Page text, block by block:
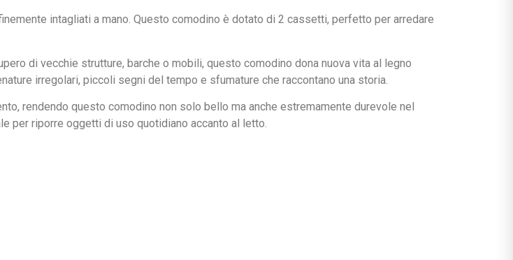
intagliati a mano. Questo comodino è dotato di 2 cassetti, perfetto per arredare
di vecchie strutture, barche o mobili, questo comodino dona nuova vita al legno
irregolari, piccoli segni del tempo e sfumature che raccontano una storia.
rendendo questo comodino non solo bello ma anche estremamente durevole nel
per riporre oggetti di uso quotidiano accanto al letto.